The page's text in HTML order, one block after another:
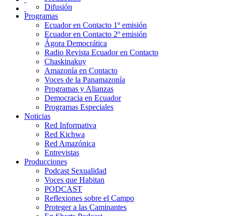
Difusión
Programas
Ecuador en Contacto 1º emisión
Ecuador en Contacto 2º emisión
Ágora Democrática
Radio Revista Ecuador en Contacto
Chaskinakuy
Amazonía en Contacto
Voces de la Panamazonía
Programas y Alianzas
Democracia en Ecuador
Programas Especiales
Noticias
Red Informativa
Red Kichwa
Red Amazónica
Entrevistas
Producciones
Podcast Sexualidad
Voces que Habitan
PODCAST
Reflexiones sobre el Campo
Proteger a las Caminantes